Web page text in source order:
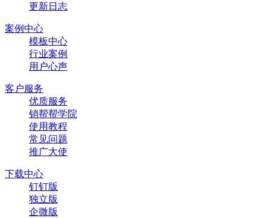
更新日志
案例中心
模板中心
行业案例
用户心声
客户服务
优质服务
销帮帮学院
使用教程
常见问题
推广大使
下载中心
钉钉版
独立版
企微版